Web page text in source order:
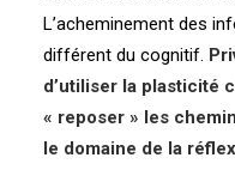
L’acheminement des
différent du cognitif.
d’utiliser la plasticité
« reposer » les
le domaine de la